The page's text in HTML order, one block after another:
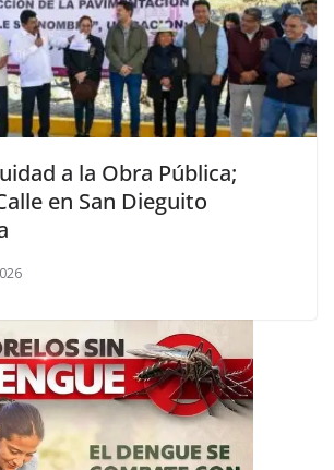
a la Obra Pública;
en San Dieguito